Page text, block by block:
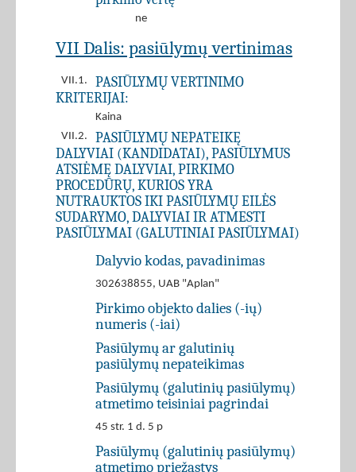
ne
VII Dalis: pasiūlymų vertinimas
VII.1.
PASIŪLYMŲ VERTINIMO
KRITERIJAI:
Kaina
VII.2.
PASIŪLYMŲ NEPATEIKĘ
DALYVIAI (KANDIDATAI), PASIŪLYMUS
ATSIĖMĘ DALYVIAI, PIRKIMO
PROCEDŪRŲ, KURIOS YRA
NUTRAUKTOS IKI PASIŪLYMŲ EILĖS
SUDARYMO, DALYVIAI IR ATMESTI
PASIŪLYMAI (GALUTINIAI PASIŪLYMAI)
Dalyvio kodas, pavadinimas
302638855, UAB "Aplan"
Pirkimo objekto dalies (-ių)
numeris (-iai)
Pasiūlymų ar galutinių
pasiūlymų nepateikimas
Pasiūlymų (galutinių pasiūlymų)
atmetimo teisiniai pagrindai
45 str. 1 d. 5 p
Pasiūlymų (galutinių pasiūlymų)
atmetimo priežastys